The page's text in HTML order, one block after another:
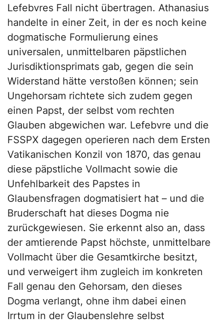
Lefebvres Fall nicht übertragen. Athanasius
handelte in einer Zeit, in der es noch keine
dogmatische Formulierung eines
universalen, unmittelbaren päpstlichen
Jurisdiktionsprimats gab, gegen die sein
Widerstand hätte verstoßen können; sein
Ungehorsam richtete sich zudem gegen
einen Papst, der selbst vom rechten
Glauben abgewichen war. Lefebvre und die
FSSPX dagegen operieren nach dem Ersten
Vatikanischen Konzil von 1870, das genau
diese päpstliche Vollmacht sowie die
Unfehlbarkeit des Papstes in
Glaubensfragen dogmatisiert hat – und die
Bruderschaft hat dieses Dogma nie
zurückgewiesen. Sie erkennt also an, dass
der amtierende Papst höchste, unmittelbare
Vollmacht über die Gesamtkirche besitzt,
und verweigert ihm zugleich im konkreten
Fall genau den Gehorsam, den dieses
Dogma verlangt, ohne ihm dabei einen
Irrtum in der Glaubenslehre selbst